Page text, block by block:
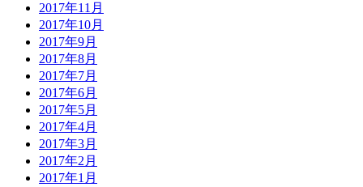
2017年11月
2017年10月
2017年9月
2017年8月
2017年7月
2017年6月
2017年5月
2017年4月
2017年3月
2017年2月
2017年1月